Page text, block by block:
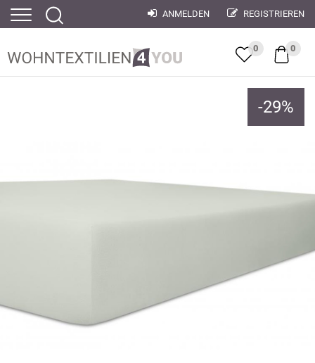
ANMELDEN REGISTRIEREN
0 0
-29%